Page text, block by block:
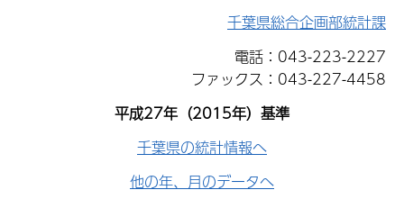
千葉県総合企画部統計課
電話：043-223-2227
ファックス：043-227-4458
平成27年（2015年）基準
千葉県の統計情報へ
他の年、月のデータへ